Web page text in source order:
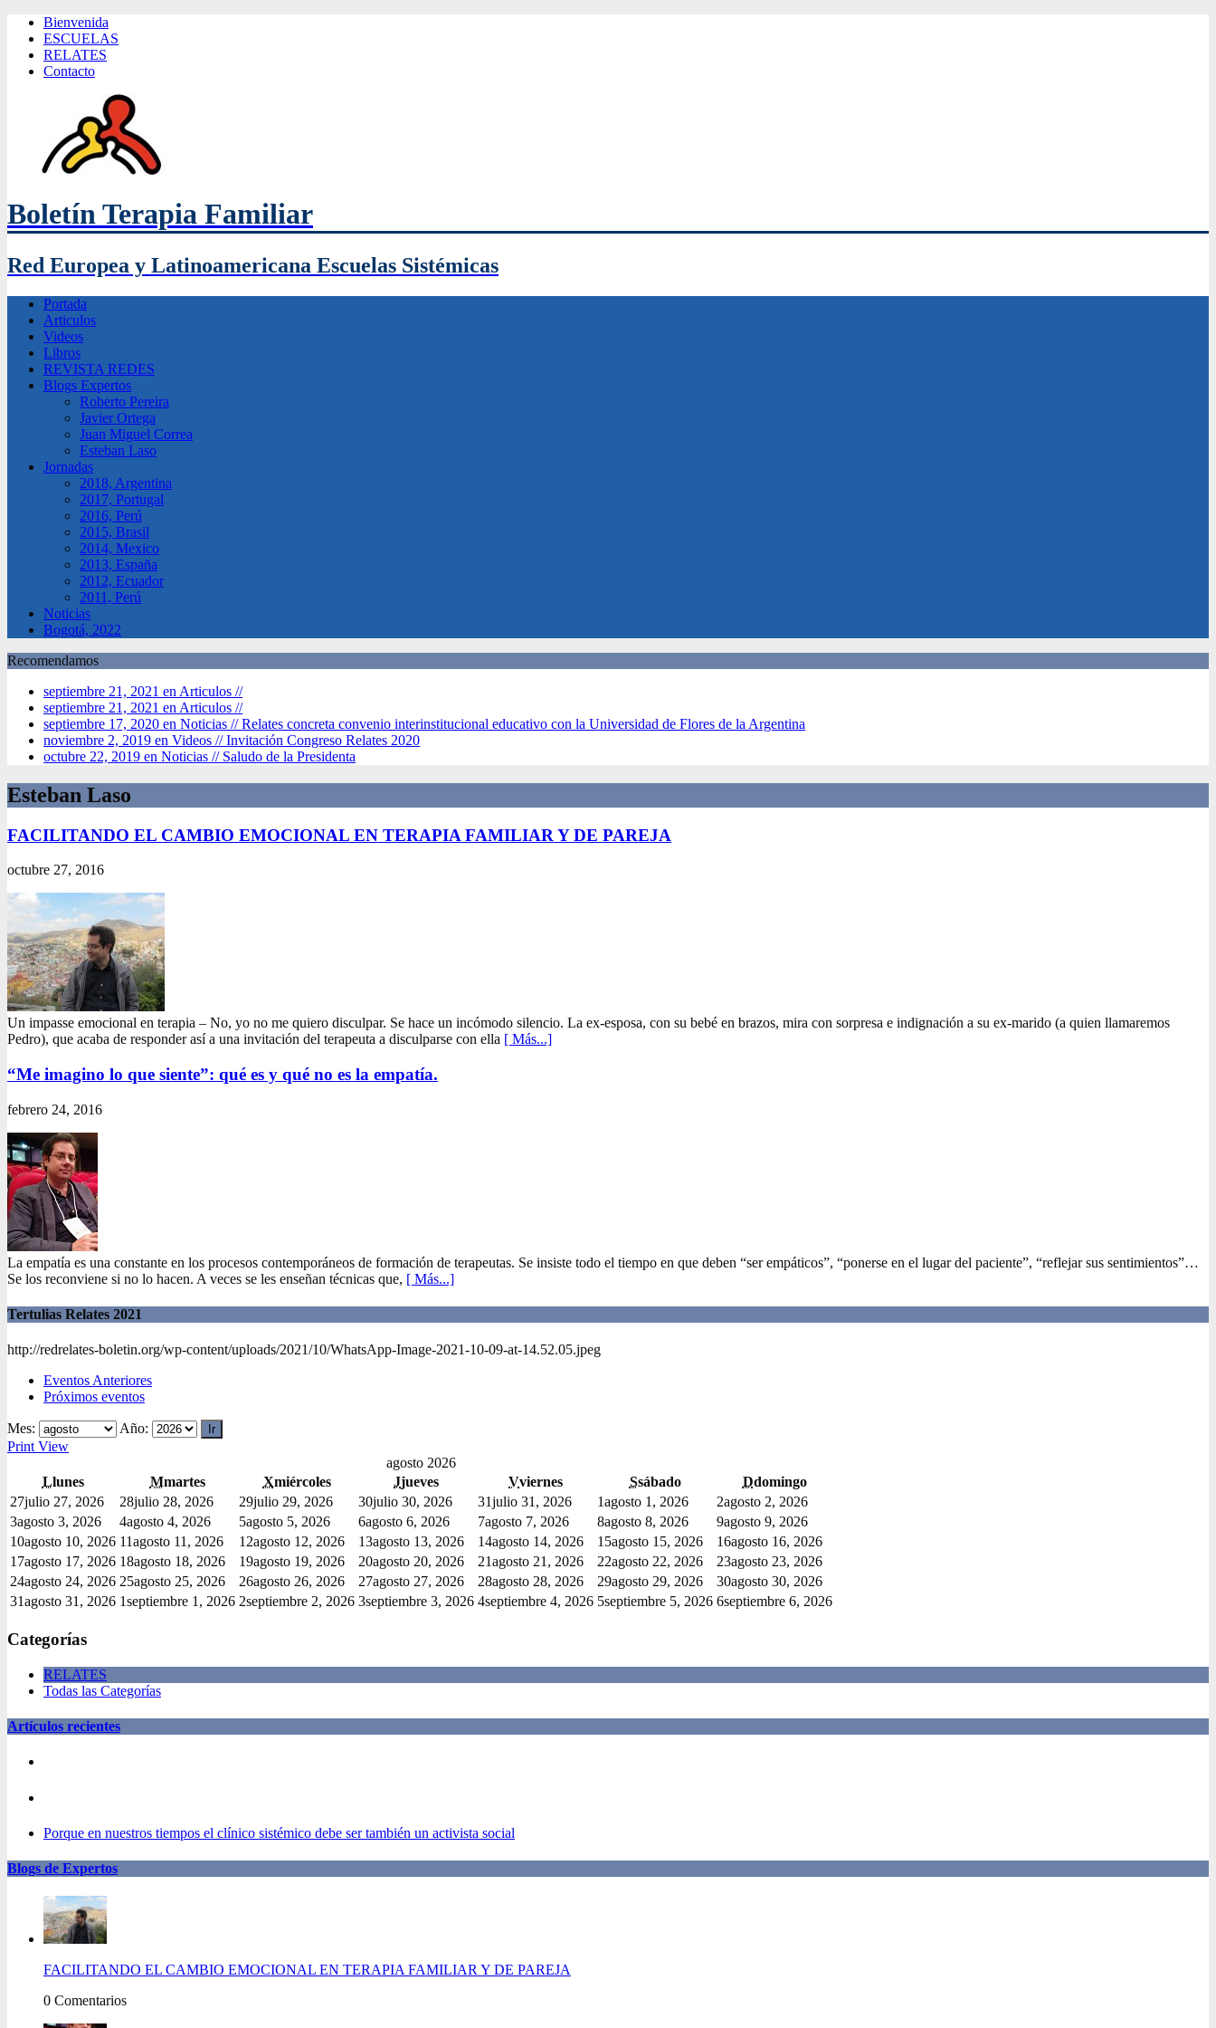
Bienvenida
ESCUELAS
RELATES
Contacto
Boletín Terapia Familiar
Red Europea y Latinoamericana Escuelas Sistémicas
Portada
Articulos
Videos
Libros
REVISTA REDES
Blogs Expertos
Roberto Pereira
Javier Ortega
Juan Miguel Correa
Esteban Laso
Jornadas
2018, Argentina
2017, Portugal
2016, Perú
2015, Brasil
2014, Mexico
2013, España
2012, Ecuador
2011, Perú
Noticias
Bogotá, 2022
Recomendamos
septiembre 21, 2021 en Articulos //
septiembre 21, 2021 en Articulos //
septiembre 17, 2020 en Noticias //Relates concreta convenio interinstitucional educativo con la Universidad de Flores de la Argentina
noviembre 2, 2019 en Videos //Invitación Congreso Relates 2020
octubre 22, 2019 en Noticias // Saludo de la Presidenta
Esteban Laso
FACILITANDO EL CAMBIO EMOCIONAL EN TERAPIA FAMILIAR Y DE PAREJA
octubre 27, 2016
Un impasse emocional en terapia – No, yo no me quiero disculpar. Se hace un incómodo silencio. La ex-esposa, con su bebé en brazos, mira con sorpresa e indignación a su ex-marido (a quien llamaremos
Pedro), que acaba de responder así a una invitación del terapeuta a disculparse con ella [ Más...]
“Me imagino lo que siente”: qué es y qué no es la empatía.
febrero 24, 2016
La empatía es una constante en los procesos contemporáneos de formación de terapeutas. Se insiste todo el tiempo en que deben “ser empáticos”, “ponerse en el lugar del paciente”, “reflejar sus sentimientos”…
Se los reconviene si no lo hacen. A veces se les enseñan técnicas que, [ Más...]
Tertulias Relates 2021
http://redrelates-boletin.org/wp-content/uploads/2021/10/WhatsApp-Image-2021-10-09-at-14.52.05.jpeg
Eventos Anteriores
Próximos eventos
Mes:
Año:
Print View
agosto 2026
Llunes Mmartes Xmiércoles Jjueves Vviernes Ssábado Ddomingo
27julio 27, 2026 28julio 28, 2026 29julio 29, 2026 30julio 30, 2026 31julio 31, 2026 1agosto 1, 2026 2agosto 2, 2026
3agosto 3, 2026 4agosto 4, 2026 5agosto 5, 2026 6agosto 6, 2026 7agosto 7, 2026 8agosto 8, 2026 9agosto 9, 2026
10agosto 10, 2026 11agosto 11, 2026 12agosto 12, 2026 13agosto 13, 2026 14agosto 14, 2026 15agosto 15, 2026 16agosto 16, 2026
17agosto 17, 2026 18agosto 18, 2026 19agosto 19, 2026 20agosto 20, 2026 21agosto 21, 2026 22agosto 22, 2026 23agosto 23, 2026
24agosto 24, 2026 25agosto 25, 2026 26agosto 26, 2026 27agosto 27, 2026 28agosto 28, 2026 29agosto 29, 2026 30agosto 30, 2026
31agosto 31, 2026 1septiembre 1, 2026 2septiembre 2, 2026 3septiembre 3, 2026 4septiembre 4, 2026 5septiembre 5, 2026 6septiembre 6, 2026
Categorías
RELATES
Todas las Categorías
Artículos recientes
Porque en nuestros tiempos el clínico sistémico debe ser también un activista social
Blogs de Expertos
FACILITANDO EL CAMBIO EMOCIONAL EN TERAPIA FAMILIAR Y DE PAREJA
0 Comentarios